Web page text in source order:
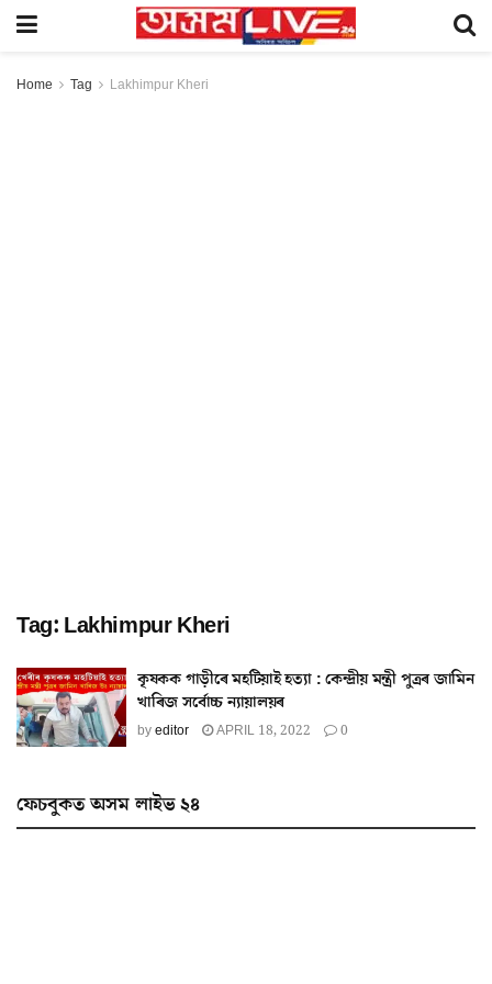
Home Tag Lakhimpur Kheri
Tag: Lakhimpur Kheri
কৃষকক গাড়ীৰে মহটিয়াই হত্যা : কেন্দ্ৰীয় মন্ত্ৰী পুত্ৰৰ জামিন
খাৰিজ সৰ্বোচ্চ ন্যায়ালয়ৰ
byeditor APRIL 18, 2022 0
ফেচবুকত অসম লাইভ ২৪